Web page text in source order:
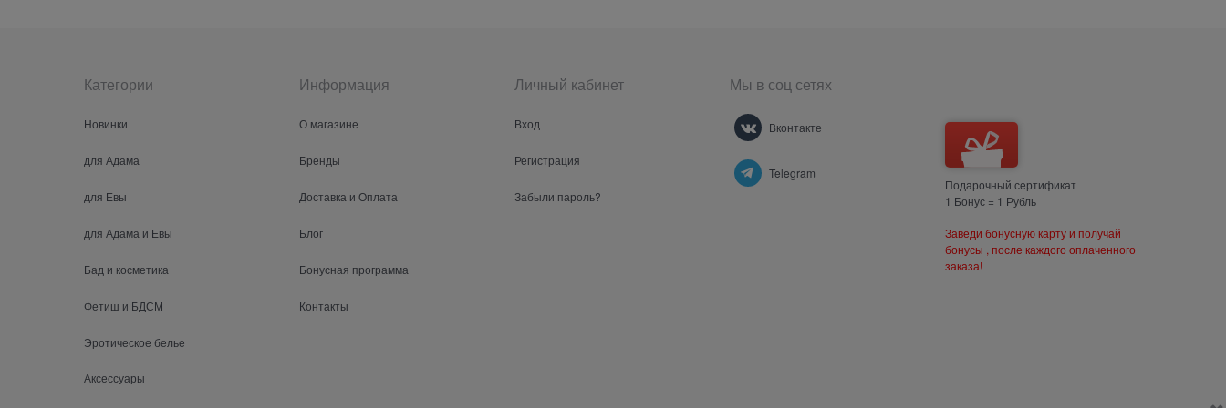
Категории
Новинки
для Адама
для Евы
для Адама и Евы
Бад и косметика
Фетиш и БДСМ
Эротическое белье
Аксессуары
Информация
О магазине
Бренды
Доставка и Оплата
Блог
Бонусная программа
Контакты
Личный кабинет
Вход
Регистрация
Забыли пароль?
Мы в соц сетях
Вконтакте
Telegram
Подарочный сертификат
1 Бонус = 1 Рубль
Заведи бонусную карту и получай
бонусы , после каждого оплаченного
заказа!